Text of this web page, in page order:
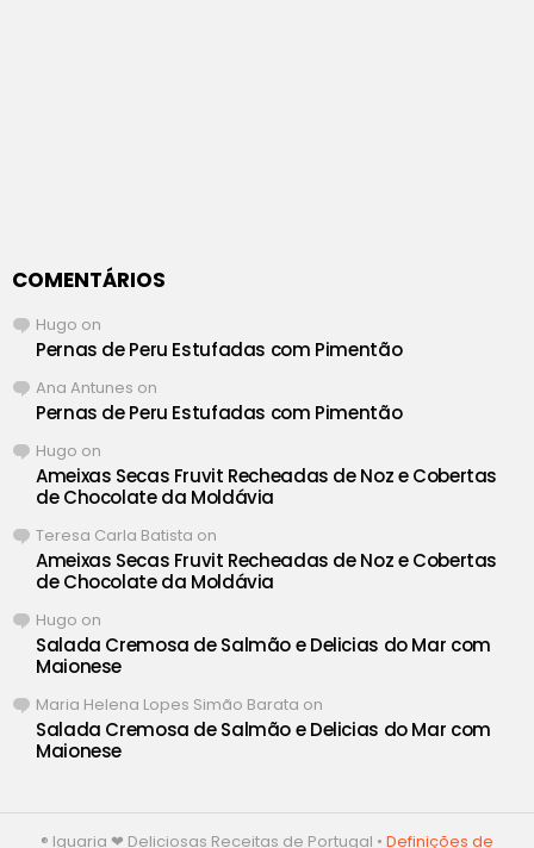
COMENTÁRIOS
Hugo on
Pernas de Peru Estufadas com Pimentão
Ana Antunes on
Pernas de Peru Estufadas com Pimentão
Hugo on
Ameixas Secas Fruvit Recheadas de Noz e Cobertas
de Chocolate da Moldávia
Teresa Carla Batista on
Ameixas Secas Fruvit Recheadas de Noz e Cobertas
de Chocolate da Moldávia
Hugo on
Salada Cremosa de Salmão e Delicias do Mar com
Maionese
Maria Helena Lopes Simão Barata on
Salada Cremosa de Salmão e Delicias do Mar com
Maionese
® Iguaria ❤ Deliciosas Receitas de Portugal • Definições de